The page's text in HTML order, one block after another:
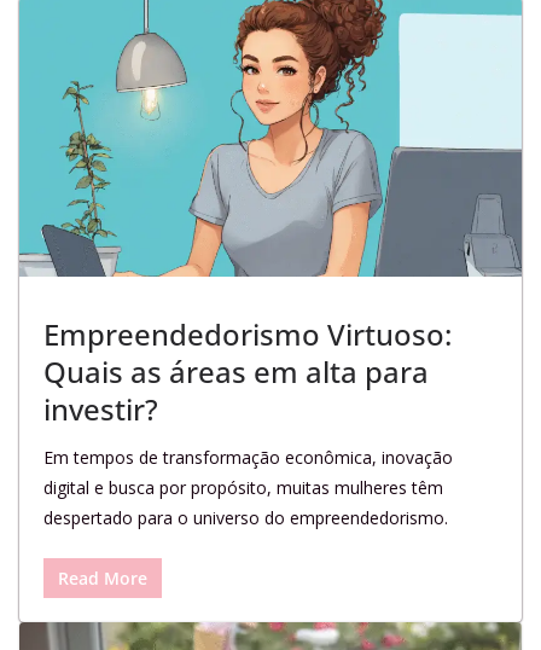
Empreendedorismo Virtuoso:
Quais as áreas em alta para
investir?
Em tempos de transformação econômica, inovação
digital e busca por propósito, muitas mulheres têm
despertado para o universo do empreendedorismo.
Read More